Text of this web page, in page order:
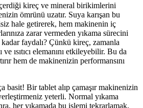
kireç ve mineral birikimlerini
ömrünü uzatır. Suya karışan bu
hale getirerek, hem makinenin iç
zarar vermeden yıkama sürecini
faydalı? Çünkü kireç, zamanla
ısıtıcı elemanını etkileyebilir. Bu da
hem de makinenizin performansını
basit! Bir tablet alıp çamaşır makinenizin
yeterli. Normal yıkama
her yıkamada bu işlemi tekrarlamak,